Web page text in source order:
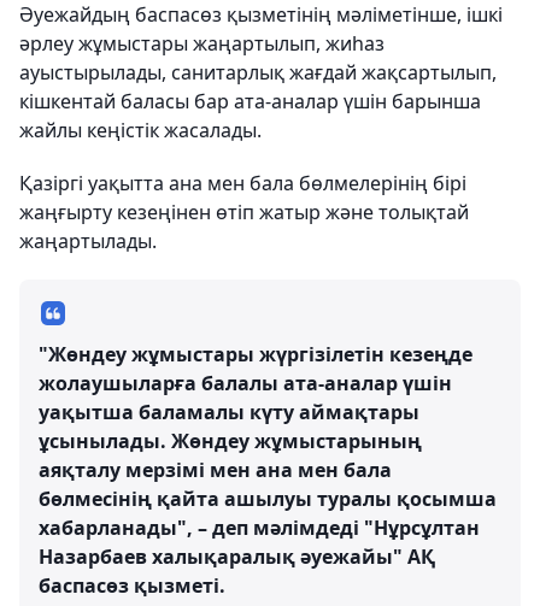
Әуежайдың баспасөз қызметінің мәліметінше, ішкі
әрлеу жұмыстары жаңартылып, жиһаз
ауыстырылады, санитарлық жағдай жақсартылып,
кішкентай баласы бар ата-аналар үшін барынша
жайлы кеңістік жасалады.
Қазіргі уақытта ана мен бала бөлмелерінің бірі
жаңғырту кезеңінен өтіп жатыр және толықтай
жаңартылады.
"Жөндеу жұмыстары жүргізілетін кезеңде
жолаушыларға балалы ата-аналар үшін
уақытша баламалы күту аймақтары
ұсынылады. Жөндеу жұмыстарының
аяқталу мерзімі мен ана мен бала
бөлмесінің қайта ашылуы туралы қосымша
хабарланады", – деп мәлімдеді "Нұрсұлтан
Назарбаев халықаралық әуежайы" АҚ
баспасөз қызметі.